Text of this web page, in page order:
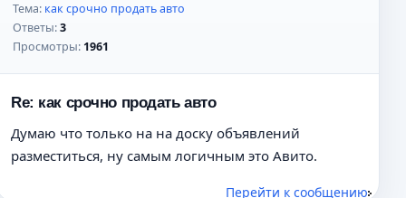
Тема: как срочно продать авто
Ответы:3
Просмотры: 1961
Re: как срочно продать авто
Думаю что только на на доску объявлений
разместиться, ну самым логичным это Авито.
Перейти к сообщению